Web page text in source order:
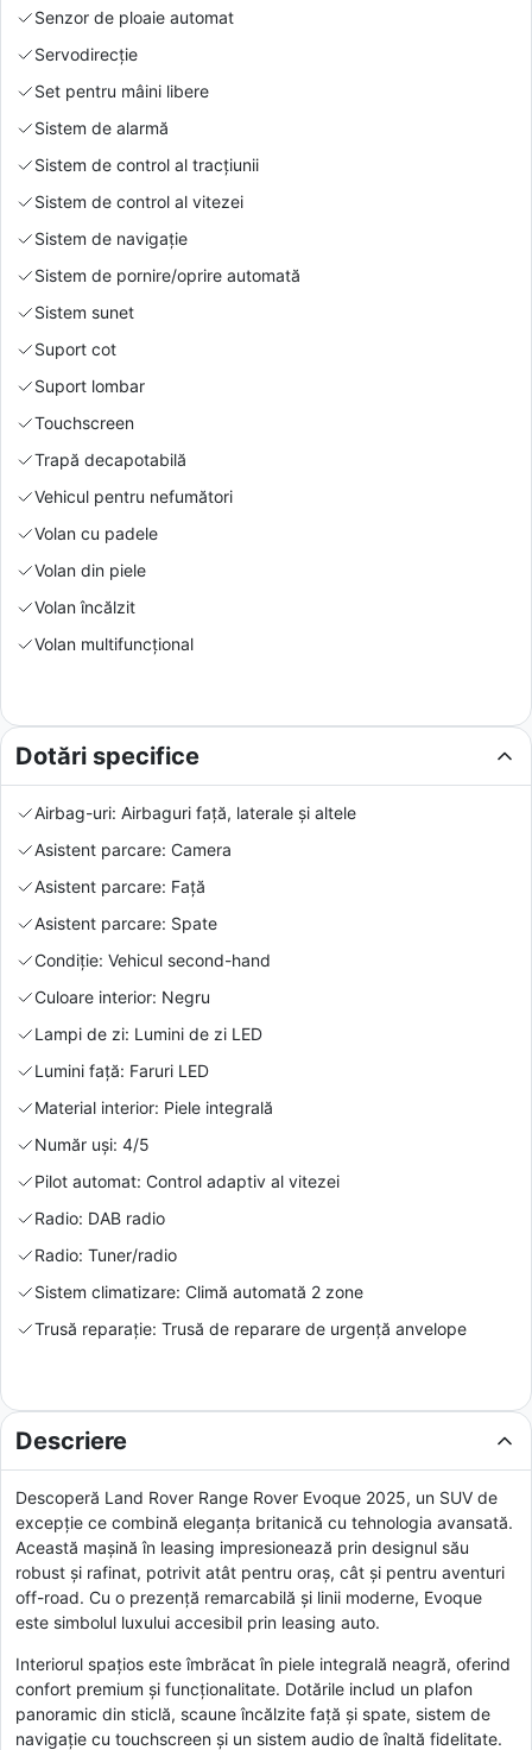
Senzor de ploaie automat
Servodirecție
Set pentru mâini libere
Sistem de alarmă
Sistem de control al tracțiunii
Sistem de control al vitezei
Sistem de navigație
Sistem de pornire/oprire automată
Sistem sunet
Suport cot
Suport lombar
Touchscreen
Trapă decapotabilă
Vehicul pentru nefumători
Volan cu padele
Volan din piele
Volan încălzit
Volan multifuncțional
Dotări specifice
Airbag-uri: Airbaguri față, laterale și altele
Asistent parcare: Camera
Asistent parcare: Față
Asistent parcare: Spate
Condiție: Vehicul second-hand
Culoare interior: Negru
Lampi de zi: Lumini de zi LED
Lumini față: Faruri LED
Material interior: Piele integrală
Număr uși: 4/5
Pilot automat: Control adaptiv al vitezei
Radio: DAB radio
Radio: Tuner/radio
Sistem climatizare: Climă automată 2 zone
Trusă reparație: Trusă de reparare de urgență anvelope
Descriere
Descoperă Land Rover Range Rover Evoque 2025, un SUV de
excepție ce combină eleganța britanică cu tehnologia avansată.
Această mașină în leasing impresionează prin designul său
robust și rafinat, potrivit atât pentru oraș, cât și pentru aventuri
off-road. Cu o prezență remarcabilă și linii moderne, Evoque
este simbolul luxului accesibil prin leasing auto.
Interiorul spațios este îmbrăcat în piele integrală neagră, oferind
confort premium și funcționalitate. Dotările includ un plafon
panoramic din sticlă, scaune încălzite față și spate, sistem de
navigație cu touchscreen și un sistem audio de înaltă fidelitate.